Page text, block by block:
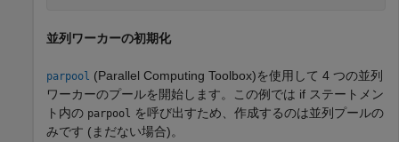
並列ワーカーの初期化
parpool (Parallel Computing Toolbox)を使用して 4 つの並列
ワーカーのプールを開始します。この例では if ステートメン
ト内の parpool を呼び出すため、作成するのは並列プールの
みです (まだない場合)。